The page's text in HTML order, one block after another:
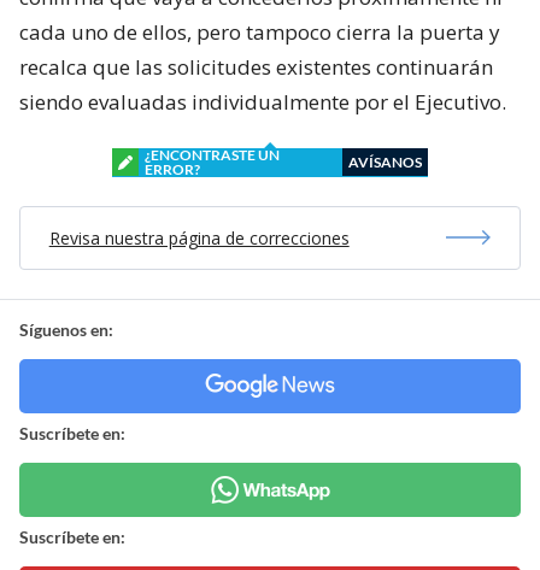
cada uno de ellos, pero tampoco cierra la puerta y
recalca que las solicitudes existentes continuarán
siendo evaluadas individualmente por el Ejecutivo.
¿ENCONTRASTE UN
ERROR?
AVÍSANOS
Revisa nuestra página de correcciones
Síguenos en:
Suscríbete en:
Suscríbete en: